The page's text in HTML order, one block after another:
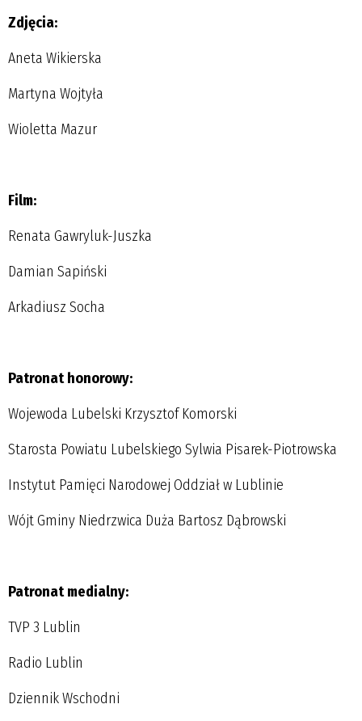
Zdjęcia:
Aneta Wikierska
Martyna Wojtyła
Wioletta Mazur
Film:
Renata Gawryluk-Juszka
Damian Sapiński
Arkadiusz Socha
Patronat honorowy:
Wojewoda Lubelski Krzysztof Komorski
Starosta Powiatu Lubelskiego Sylwia Pisarek-Piotrowska
Instytut Pamięci Narodowej Oddział w Lublinie
Wójt Gminy Niedrzwica Duża Bartosz Dąbrowski
Patronat medialny:
TVP 3 Lublin
Radio Lublin
Dziennik Wschodni